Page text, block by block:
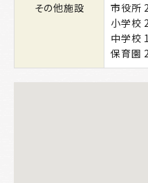
その他施設
市役所
小学校
中学校
保育園